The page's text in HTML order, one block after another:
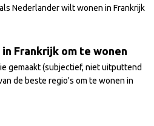
Nederlander wilt wonen in Frankrijk
Frankrijk om te wonen
gemaakt (subjectief, niet uitputtend
de beste regio's om te wonen in